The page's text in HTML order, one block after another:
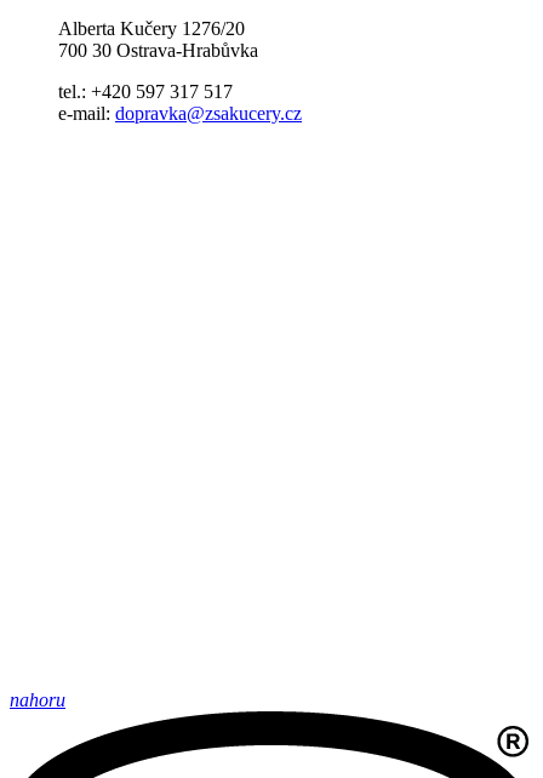
Alberta Kučery 1276/20
700 30 Ostrava-Hrabůvka
tel.: +420 597 317 517
e-mail: dopravka@zsakucery.cz
nahoru